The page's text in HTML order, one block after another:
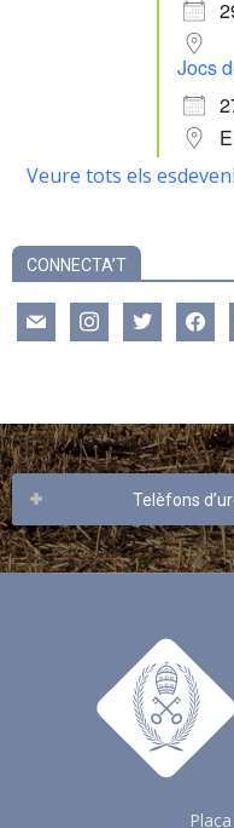
Jocs
Veure tots els
CONNECTA’T
mail instagramtwitter
Telèfons